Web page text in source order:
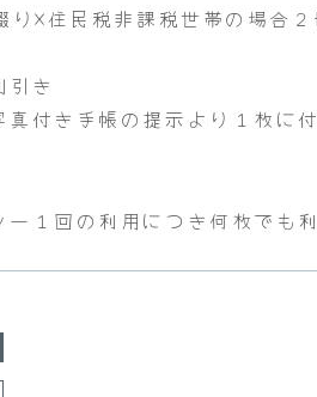
り×住民税非課税世帯の場合
引き
真付き手帳の提示より１枚に
ー１回の利用につき何枚でも